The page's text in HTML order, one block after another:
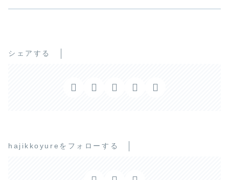
シェアする
hajikkoyureをフォローする